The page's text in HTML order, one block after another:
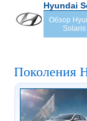
Hyundai
Обзор
Solaris
Поколения